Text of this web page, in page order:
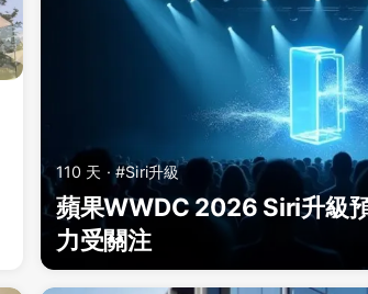
110 天 · #Siri升級
蘋果WWDC 2026 Siri升級
力受關注